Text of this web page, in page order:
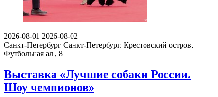
2026-08-01 2026-08-02
Санкт-Петербург Санкт-Петербург, Крестовский остров,
Футбольная ал., 8
Выставка «Лучшие собаки России.
Шоу чемпионов»